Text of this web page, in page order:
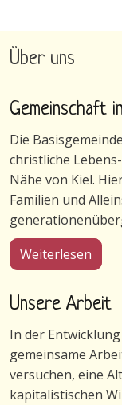
Über uns
Gemeinschaft
Die
christliche
Nähe von Kiel.
Familien und
Weiterlesen
Unsere Arbeit
In der
gemeinsame
versuchen, eine
kapitalistischen